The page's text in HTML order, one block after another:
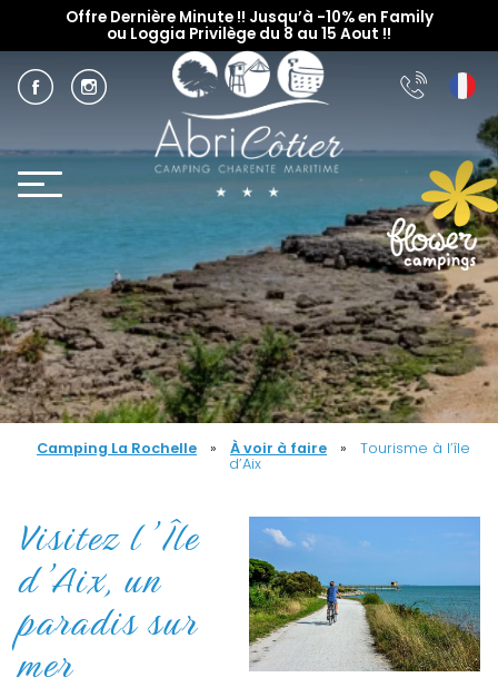
Offre Dernière Minute !! Jusqu’à -10% en Family
ou Loggia Privilège du 8 au 15 Aout !!
Camping La Rochelle » À voir à faire »
Tourisme à l’île
d’Aix
Visitez l’Île
d’Aix, un
paradis sur
mer